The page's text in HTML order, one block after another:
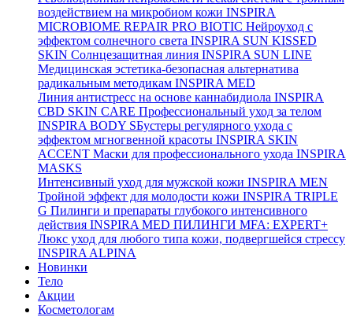
воздействием на микробиом кожи INSPIRA
MICROBIOME REPAIR PRO BIOTIC Нейроуход с
эффектом солнечного света INSPIRA SUN KISSED
SKIN Солнцезащитная линия INSPIRA SUN LINE
Медицинская эстетика-безопасная альтернатива
радикальным методикам INSPIRA MED
Линия антистресс на основе каннабидиола INSPIRA
CBD SKIN CARE Профессиональный уход за телом
INSPIRA BODY SБустеры регулярного ухода с
эффектом мгногвенной красоты INSPIRA SKIN
ACCENT Маски для профессионального ухода INSPIRA
MASKS
Интенсивный уход для мужской кожи INSPIRA MEN
Тройной эффект для молодости кожи INSPIRA TRIPLE
G Пилинги и препараты глубокого интенсивного
действия INSPIRA MED ПИЛИНГИ MFA: EXPERT+
Люкс уход для любого типа кожи, подвергшейся стрессу
INSPIRA ALPINA
Новинки
Тело
Акции
Косметологам